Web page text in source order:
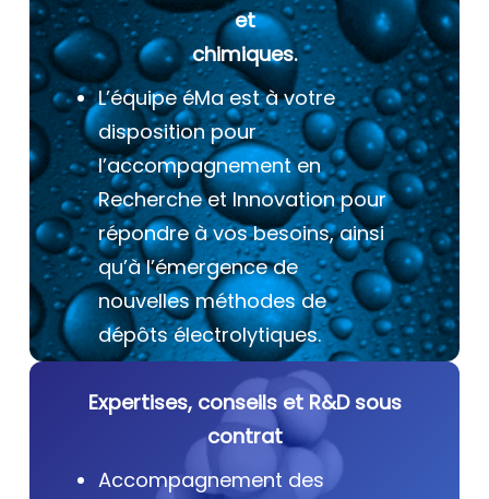
et
chimiques.
L’équipe éMa est à votre
disposition pour
l’accompagnement en
Recherche et Innovation pour
répondre à vos besoins, ainsi
qu’à l’émergence de
nouvelles méthodes de
dépôts électrolytiques.
Expertises, conseils et R&D sous
contrat
Accompagnement des